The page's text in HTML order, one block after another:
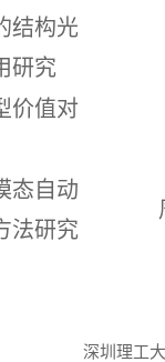
结构光
研究
价值对
态自动
法研究
深圳理工